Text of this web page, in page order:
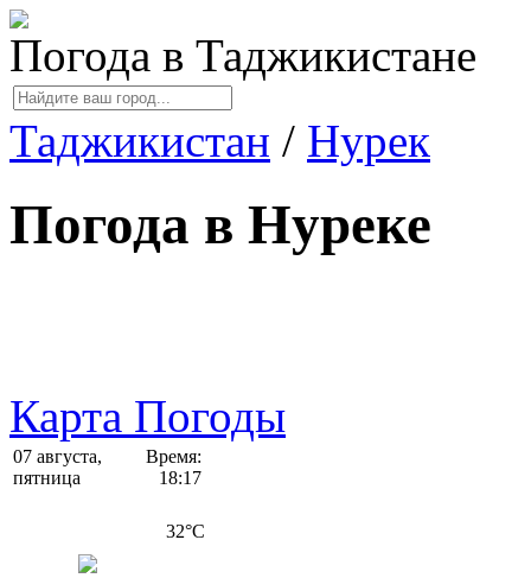
Погода в Таджикистане
Таджикистан / Нурек
Погода в Нуреке
Карта Погоды
07 августа,
пятница
Время:
18:17
32°C